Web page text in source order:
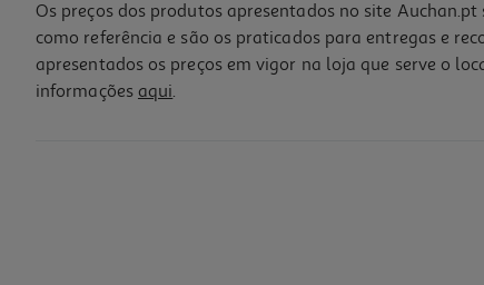
Os preços dos produtos apresentados no site
como referência e são os praticados para entregas e
apresentados os preços em vigor na loja que serve o
informações aqui.